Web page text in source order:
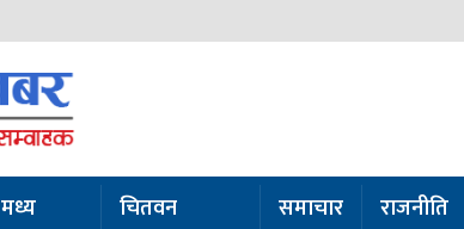
मध्य
चितवन
समाचार राजनीति